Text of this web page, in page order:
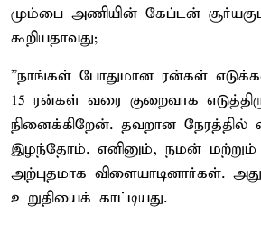
மும்பை அணியின் கேப்டன்
கூறியதாவது;
”நாங்கள் போதுமான ரன்கள்
15 ரன்கள் வரை குறைவாக
நினைக்கிறேன். தவறான நேரத்தில்
இழந்தோம். எனினும், நமன் மற்றும்
அற்புதமாக விளையாடினார்கள்.
உறுதியைக் காட்டியது.